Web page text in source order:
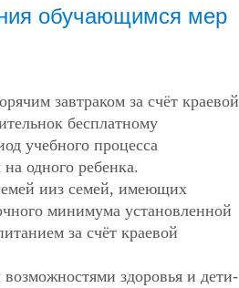
обучающимся мер
завтраком за счёт краевой
бесплатному
учебного процесса
одного ребенка.
ииз семей, имеющих
минимума установленной
за счёт краевой
здоровья и дети-